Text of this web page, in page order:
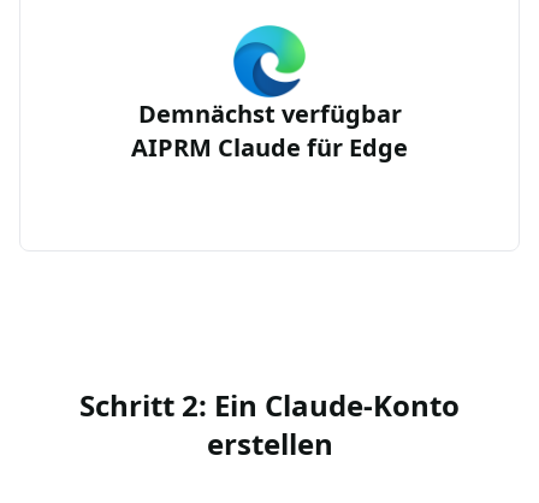
Demnächst verfügbar
AIPRM Claude für Edge
Schritt 2: Ein Claude-Konto
erstellen